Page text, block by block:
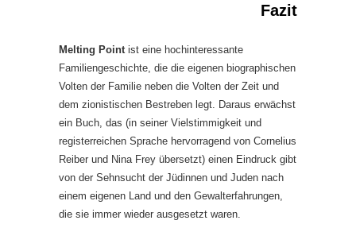
Fazit
Melting Point ist eine hochinteressante
Familiengeschichte, die die eigenen biographischen
Volten der Familie neben die Volten der Zeit und
dem zionistischen Bestreben legt. Daraus erwächst
ein Buch, das (in seiner Vielstimmigkeit und
registerreichen Sprache hervorragend von Cornelius
Reiber und Nina Frey übersetzt) einen Eindruck gibt
von der Sehnsucht der Jüdinnen und Juden nach
einem eigenen Land und den Gewalterfahrungen,
die sie immer wieder ausgesetzt waren.